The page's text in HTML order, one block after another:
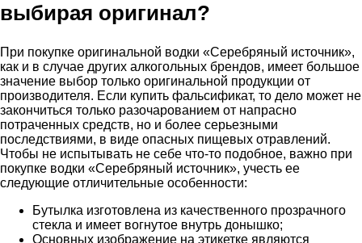
выбирая оригинал?
При покупке оригинальной водки «Серебряный источник»,
как и в случае других алкогольных брендов, имеет большое
значение выбор только оригинальной продукции от
производителя. Если купить фальсификат, то дело может не
закончиться только разочарованием от напрасно
потраченных средств, но и более серьезными
последствиями, в виде опасных пищевых отравлений.
Чтобы не испытывать не себе что-то подобное, важно при
покупке водки «Серебряный источник», учесть ее
следующие отличительные особенности:
Бутылка изготовлена из качественного прозрачного
стекла и имеет вогнутое внутрь донышко;
Основных изображение на этикетке являются